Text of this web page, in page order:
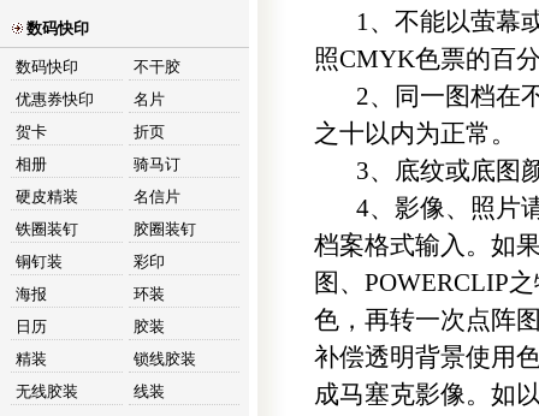
数码快印
数码快印
不干胶
优惠券快印
名片
贺卡
折页
相册
骑马订
硬皮精装
名信片
铁圈装钉
胶圈装钉
铜钉装
彩印
海报
环装
日历
胶装
精装
锁线胶装
无线胶装
线装
1、不能以萤幕或
照CMYK色票的百
2、同一图档在不
之十以内为正常。
3、底纹或底图颜
4、影像、照片请
档案格式输入。如
图、POWERCLIP
色，再转一次点阵
补偿透明背景使用
成马塞克影像。如